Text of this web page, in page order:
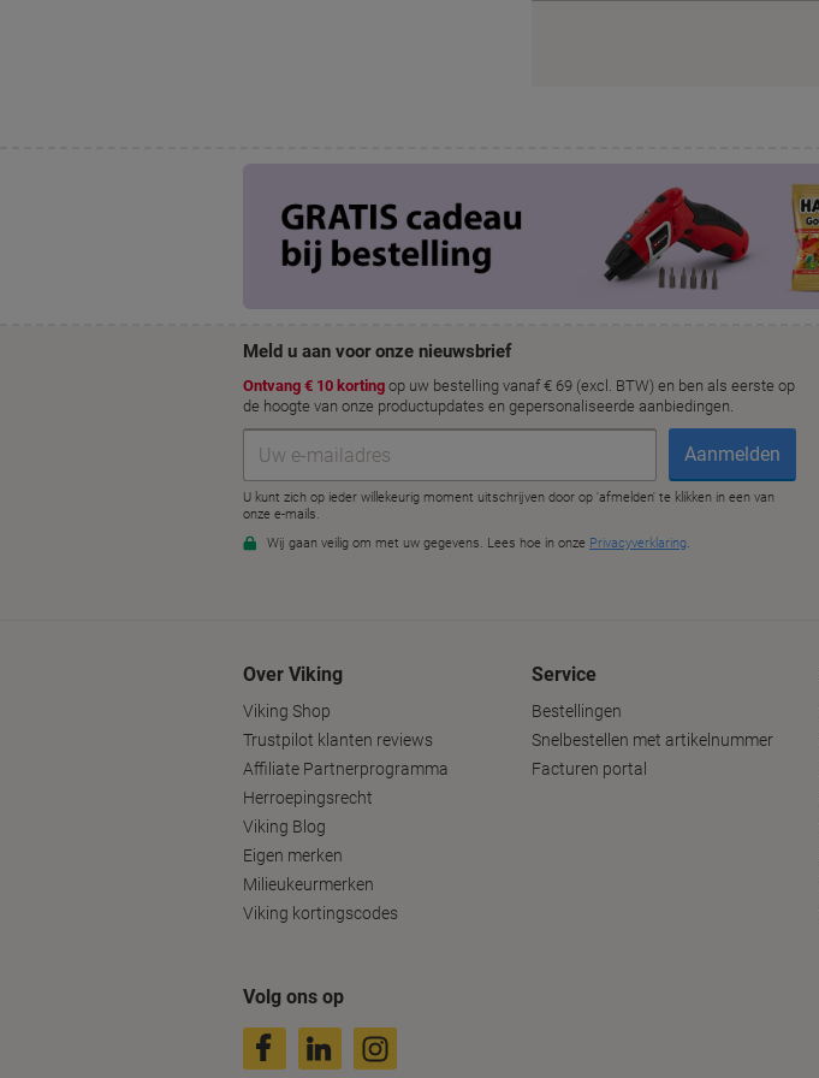
Over Viking
Viking Shop
Trustpilot klanten reviews
Affiliate Partnerprogramma
Herroepingsrecht
Viking Blog
Eigen merken
Milieukeurmerken
Viking kortingscodes
Service
Bestellingen
Snelbestellen met artikelnummer
Facturen portal
Volg ons op